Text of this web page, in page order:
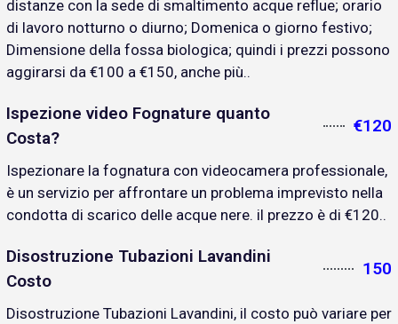
distanze con la sede di smaltimento acque reflue; orario
di lavoro notturno o diurno; Domenica o giorno festivo;
Dimensione della fossa biologica; quindi i prezzi possono
aggirarsi da €100 a €150, anche più..
Ispezione video Fognature quanto
Costa?
€120
Ispezionare la fognatura con videocamera professionale,
è un servizio per affrontare un problema imprevisto nella
condotta di scarico delle acque nere. il prezzo è di €120..
Disostruzione Tubazioni Lavandini
Costo
150
Disostruzione Tubazioni Lavandini, il costo può variare per